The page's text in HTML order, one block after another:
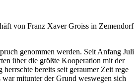
von Franz Xaver Groiss in Zemendorf
genommen werden. Seit Anfang Juli
über die größte Kooperation mit der
bereits seit geraumer Zeit rege
mitunter der Grund weswegen sich